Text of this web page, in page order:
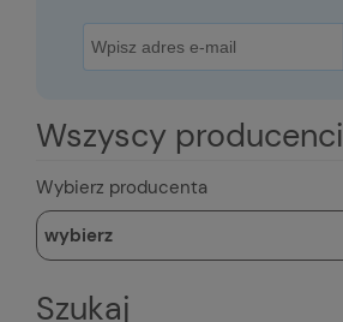
Wszyscy producenci
Wybierz producenta
Szukaj